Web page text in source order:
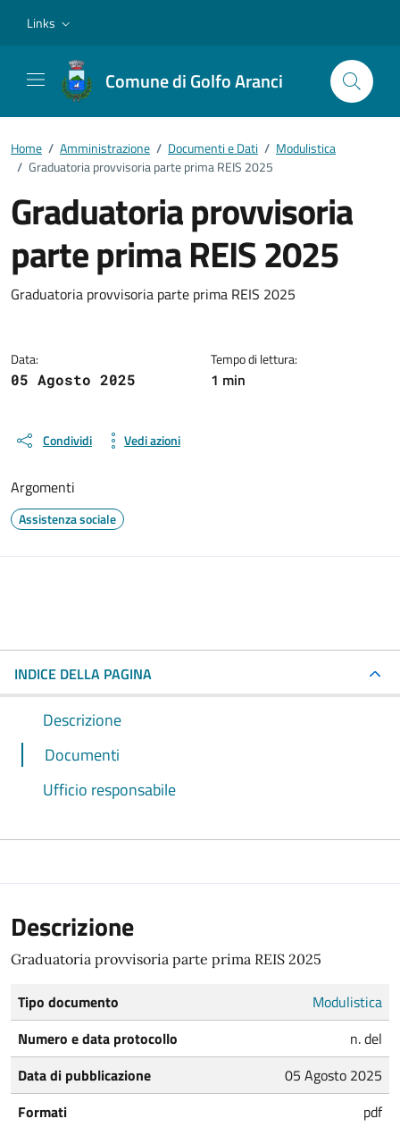
Links
Comune di Golfo Aranci
Home / Amministrazione / Documenti e Dati / Modulistica
/ Graduatoria provvisoria parte prima REIS 2025
Graduatoria provvisoria
parte prima REIS 2025
Dettagli del documento
Graduatoria provvisoria parte prima REIS 2025
Data:
05 Agosto 2025
Tempo di lettura:
1 min
Condividi Vedi azioni
Argomenti
Assistenza sociale
INDICE DELLA PAGINA
Descrizione
Documenti
Ufficio responsabile
Descrizione
Graduatoria provvisoria parte prima REIS 2025
Tipo documento
Modulistica
Numero e data protocollo
n. del
Data di pubblicazione
05 Agosto 2025
Formati
pdf